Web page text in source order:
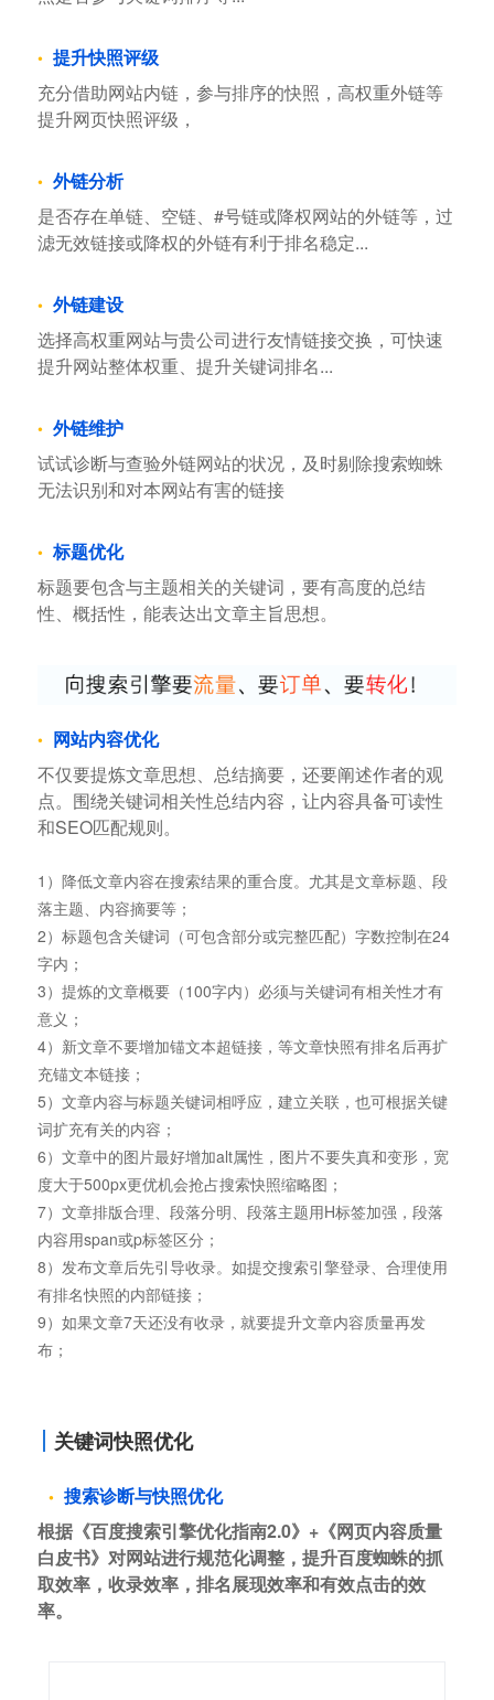
提升快照评级
充分借助网站内链，参与排序的快照，高权重外链等
提升网页快照评级，
外链分析
是否存在单链、空链、#号链或降权网站的外链等，过
滤无效链接或降权的外链有利于排名稳定...
外链建设
选择高权重网站与贵公司进行友情链接交换，可快速
提升网站整体权重、提升关键词排名...
外链维护
试试诊断与查验外链网站的状况，及时剔除搜索蜘蛛
无法识别和对本网站有害的链接
标题优化
标题要包含与主题相关的关键词，要有高度的总结
性、概括性，能表达出文章主旨思想。
网站内容优化
不仅要提炼文章思想、总结摘要，还要阐述作者的观
点。围绕关键词相关性总结内容，让内容具备可读性
和SEO匹配规则。
1）降低文章内容在搜索结果的重合度。尤其是文章标题、段
落主题、内容摘要等；
2）标题包含关键词（可包含部分或完整匹配）字数控制在24
字内；
3）提炼的文章概要（100字内）必须与关键词有相关性才有
意义；
4）新文章不要增加锚文本超链接，等文章快照有排名后再扩
充锚文本链接；
5）文章内容与标题关键词相呼应，建立关联，也可根据关键
词扩充有关的内容；
6）文章中的图片最好增加alt属性，图片不要失真和变形，宽
度大于500px更优机会抢占搜索快照缩略图；
7）文章排版合理、段落分明、段落主题用H标签加强，段落
内容用span或p标签区分；
8）发布文章后先引导收录。如提交搜索引擎登录、合理使用
有排名快照的内部链接；
9）如果文章7天还没有收录，就要提升文章内容质量再发
布；
关键词快照优化
搜索诊断与快照优化
根据《百度搜索引擎优化指南2.0》+《网页内容质量
白皮书》对网站进行规范化调整，提升百度蜘蛛的抓
取效率，收录效率，排名展现效率和有效点击的效
率。